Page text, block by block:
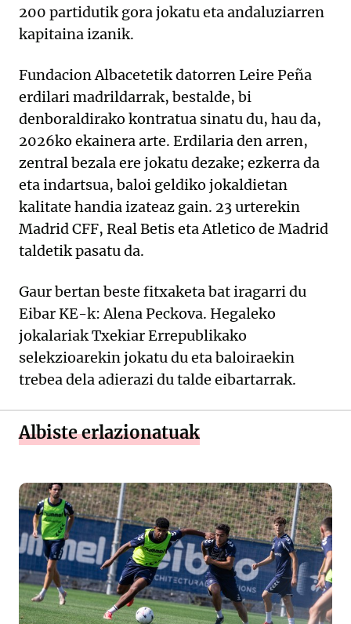
200 partidutik gora jokatu eta andaluziarren
kapitaina izanik.
Fundacion Albacetetik datorren Leire Peña
erdilari madrildarrak, bestalde, bi
denboraldirako kontratua sinatu du, hau da,
2026ko ekainera arte. Erdilaria den arren,
zentral bezala ere jokatu dezake; ezkerra da
eta indartsua, baloi geldiko jokaldietan
kalitate handia izateaz gain. 23 urterekin
Madrid CFF, Real Betis eta Atletico de Madrid
taldetik pasatu da.
Gaur bertan beste fitxaketa bat iragarri du
Eibar KE-k: Alena Peckova. Hegaleko
jokalariak Txekiar Errepublikako
selekzioarekin jokatu du eta baloiraekin
trebea dela adierazi du talde eibartarrak.
Albiste erlazionatuak